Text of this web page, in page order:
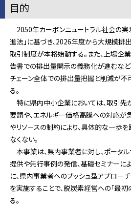
目的
2050年カーボンニュートラル社会の実
進法」に基づき、2026年度から大規模排
取引制度が本格始動する。また、上場企
告書での排出量開示の義務化が進むなど
チェーン全体での排出量把握と削減が不
る。
特に県内中小企業においては、取引先
要請や、エネルギー価格高騰への対応が
やリソースの制約により、具体的な一歩
なくない。
本事業は、県内事業者に対し、ポータ
提供や先行事例の発信、基礎セミナーに
に、県内事業者へのプッシュ型アプロー
を実施することで、脱炭素経営への「最
る。